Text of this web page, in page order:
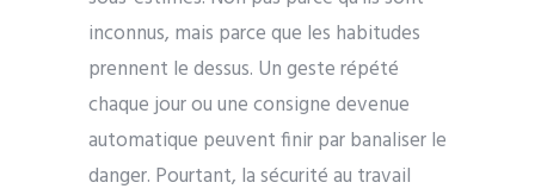
inconnus, mais parce que les habitudes
prennent le dessus. Un geste répété
chaque jour ou une consigne devenue
automatique peuvent finir par banaliser le
danger. Pourtant, la sécurité au travail